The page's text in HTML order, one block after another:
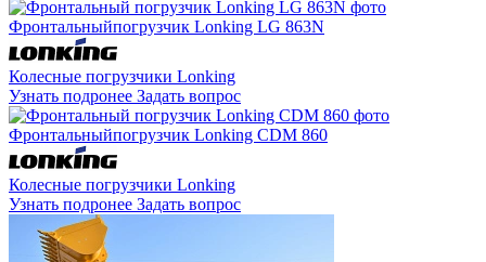
Фронтальныйпогрузчик Lonking LG 863N
Колесные погрузчики Lonking
Узнать подронее Задать вопрос
Фронтальныйпогрузчик Lonking CDM 860
Колесные погрузчики Lonking
Узнать подронее Задать вопрос